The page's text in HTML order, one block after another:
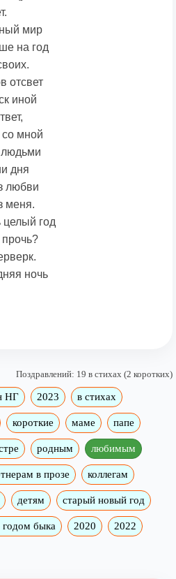
мир
на год
отсвет
иной
со мной
людьми
дня
любви
меня.
год
ночь
Поздравлений: 19 в стихах (2 коротких)
НГ 2023 в стихах
короткие маме папе
родным любимым
в прозе коллегам
детям старый новый год
годом быка 2020 2022